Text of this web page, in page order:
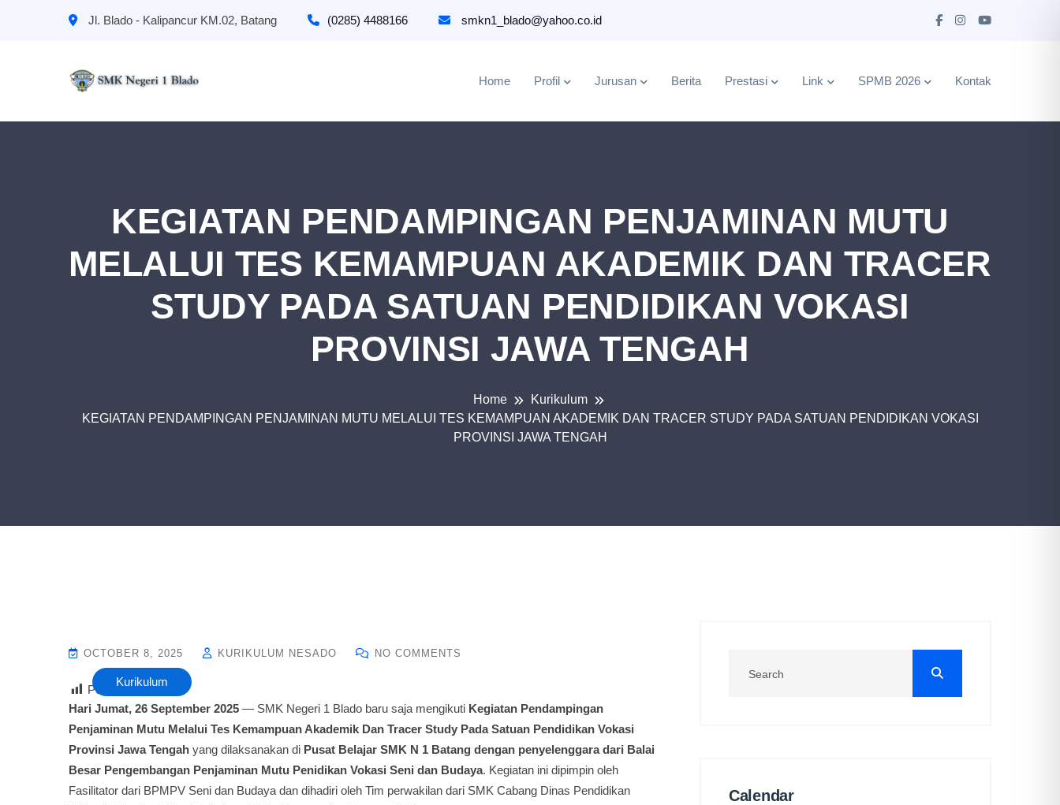
Jl. Blado - Kalipancur KM.02, Batang (0285) 4488166 smkn1_blado@yahoo.co.id
Home Profil Jurusan Berita Prestasi Link SPMB 2026 Kontak
KEGIATAN PENDAMPINGAN PENJAMINAN MUTU
MELALUI TES KEMAMPUAN AKADEMIK DAN TRACER
STUDY PADA SATUAN PENDIDIKAN VOKASI
PROVINSI JAWA TENGAH
Home
Kurikulum
KEGIATAN PENDAMPINGAN PENJAMINAN MUTU MELALUI TES KEMAMPUAN AKADEMIK DAN TRACER STUDY PADA SATUAN PENDIDIKAN VOKASI
PROVINSI JAWA TENGAH
Kurikulum
OCTOBER 8, 2025 KURIKULUM NESADO NO COMMENTS
Post Views : 24
Hari Jumat, 26 September 2025 — SMK Negeri 1 Blado baru saja mengikuti Kegiatan Pendampingan
Penjaminan Mutu Melalui Tes Kemampuan Akademik Dan Tracer Study Pada Satuan Pendidikan Vokasi
Provinsi Jawa Tengah yang dilaksanakan di Pusat Belajar SMK N 1 Batang dengan penyelenggara dari Balai
Besar Pengembangan Penjaminan Mutu Penidikan Vokasi Seni dan Budaya. Kegiatan ini dipimpin oleh
Fasilitator dari BPMPV Seni dan Budaya dan dihadiri oleh Tim perwakilan dari SMK Cabang Dinas Pendidikan
Calendar